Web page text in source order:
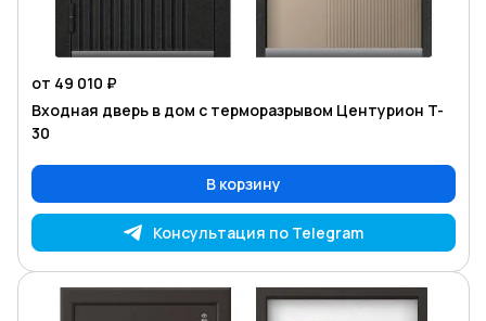
от 49 010 ₽
Входная дверь в дом с терморазрывом Центурион T-
30
В корзину
Консультация по Telegram